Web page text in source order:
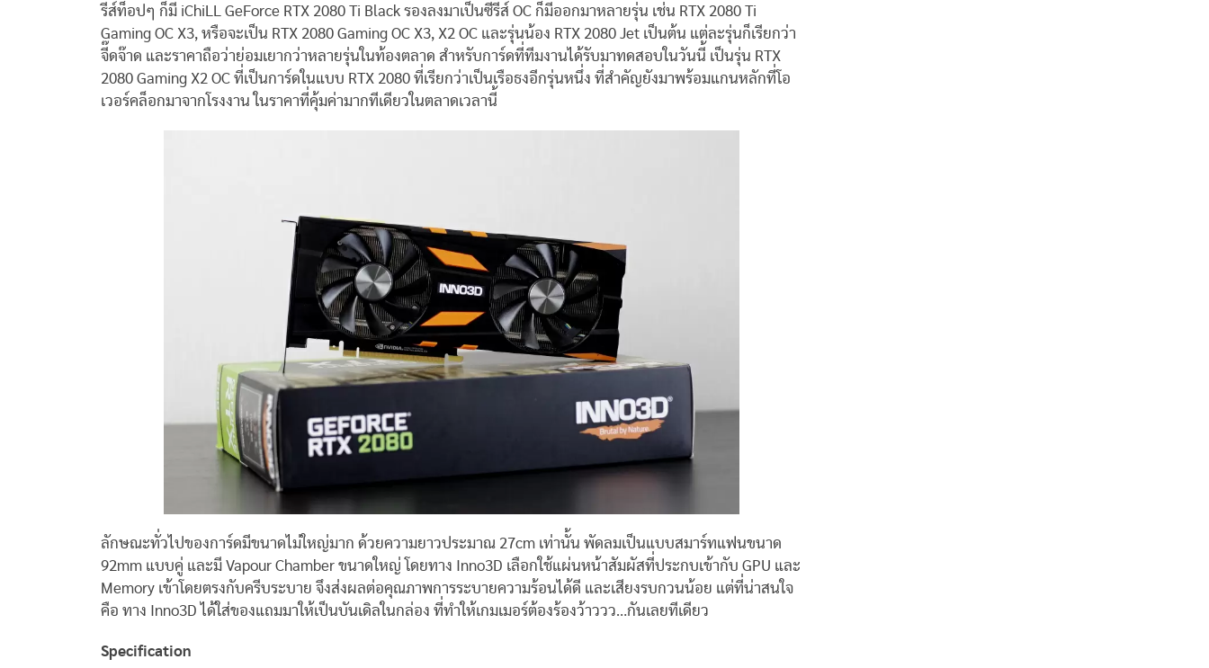
รีส์ท็อปๆ ก็มี iChiLL GeForce RTX 2080 Ti Black รองลงมาเป็นซีรีส์ OC ก็มีออกมาหลายรุ่น เช่น RTX 2080 Ti
Gaming OC X3, หรือจะเป็น RTX 2080 Gaming OC X3, X2 OC และรุ่นน้อง RTX 2080 Jet เป็นต้น แต่ละรุ่นก็เรียกว่า
จี๊ดจ๊าด และราคาถือว่าย่อมเยากว่าหลายรุ่นในท้องตลาด สำหรับการ์ดที่ทีมงานได้รับมาทดสอบในวันนี้ เป็นรุ่น RTX
2080 Gaming X2 OC ที่เป็นการ์ดในแบบ RTX 2080 ที่เรียกว่าเป็นเรือธงอีกรุ่นหนึ่ง ที่สำคัญยังมาพร้อมแกนหลักที่โอ
เวอร์คล็อกมาจากโรงงาน ในราคาที่คุ้มค่ามากทีเดียวในตลาดเวลานี้
ลักษณะทั่วไปของการ์ดมีขนาดไม่ใหญ่มาก ด้วยความยาวประมาณ 27cm เท่านั้น พัดลมเป็นแบบสมาร์ทแฟนขนาด
92mm แบบคู่ และมี Vapour Chamber ขนาดใหญ่ โดยทาง Inno3D เลือกใช้แผ่นหน้าสัมผัสที่ประกบเข้ากับ GPU และ
Memory เข้าโดยตรงกับครีบระบาย จึงส่งผลต่อคุณภาพการระบายความร้อนได้ดี และเสียงรบกวนน้อย แต่ที่น่าสนใจ
คือ ทาง Inno3D ได้ใส่ของแถมมาให้เป็นบันเดิลในกล่อง ที่ทำให้เกมเมอร์ต้องร้องว้าววว…กันเลยทีเดียว
Specification